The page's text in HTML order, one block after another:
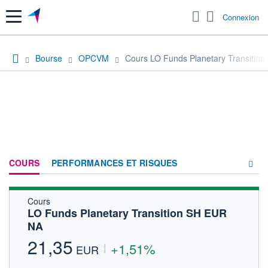
Menu Connexion
Bourse OPCVM Cours LO Funds Planetary Transition
COURS PERFORMANCES ET RISQUES
FORUM
Cours
LO Funds Planetary Transition SH EUR
NA
21,35 EUR +1,51%